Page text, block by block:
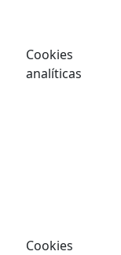
Cookies
analíticas
Cookies